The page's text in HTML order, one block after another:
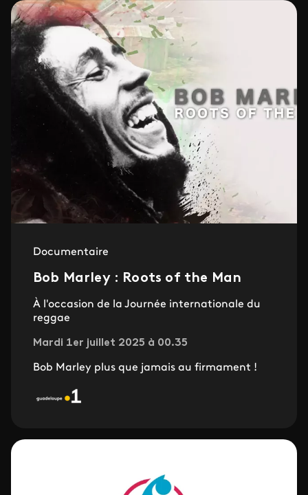
Documentaire
Bob Marley : Roots of the Man
À l'occasion de la Journée internationale du
reggae
Mardi 1er juillet 2025 à 00.35
Bob Marley plus que jamais au firmament !